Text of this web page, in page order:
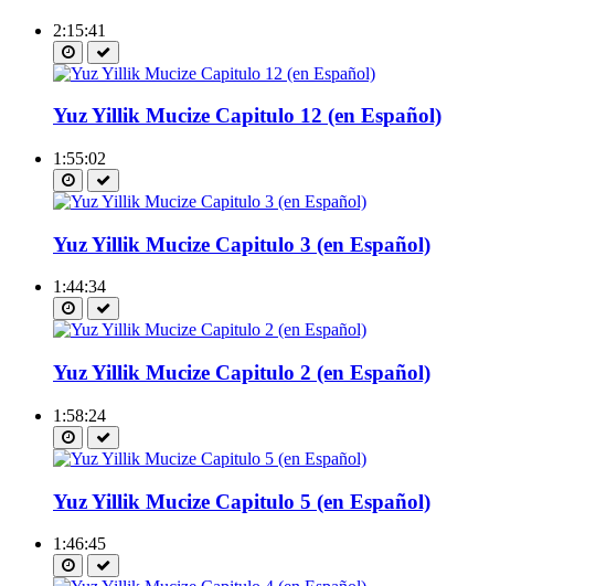
2:15:41
Yuz Yillik Mucize Capitulo 12 (en Español)
1:55:02
Yuz Yillik Mucize Capitulo 3 (en Español)
1:44:34
Yuz Yillik Mucize Capitulo 2 (en Español)
1:58:24
Yuz Yillik Mucize Capitulo 5 (en Español)
1:46:45